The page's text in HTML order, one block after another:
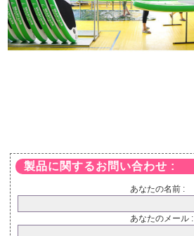
製品に関するお問い合わせ :
あなたの名前 :
あなたのメール :